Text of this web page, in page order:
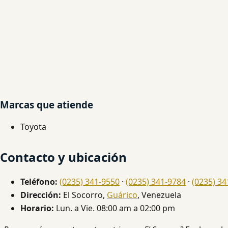
Marcas que atiende
Toyota
Contacto y ubicación
Teléfono: (0235) 341-9550 · (0235) 341-9784 · (0235)
Dirección: El Socorro, Guárico, Venezuela
Horario: Lun. a Vie. 08:00 am a 02:00 pm